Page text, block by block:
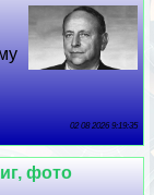
02 08 2026 9:19:35
фото